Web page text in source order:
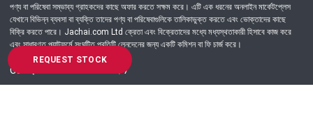
REQUEST STOCK
পণ্য বা পরিষেবা সম্ভাব্য গ্রাহকদের কাছে অফার করতে সক্ষম করে। এটি এক ধরনের অনলাইন মার্কেটপ্লেস
যেখানে বিভিন্ন ব্যবসা বা ব্যক্তি তাদের পণ্য বা পরিষেবাগুলিকে তালিকাভুক্ত করতে এবং ভোক্তাদের কাছে
বিক্রি করতে পারে। Jachai.com Ltd ক্রেতা এবং বিক্রেতাদের মধ্যে মধ্যস্থতাকারী হিসাবে কাজ করে
এবং সাধারণত প্ল্যাটফর্মে সংঘটিত প্রতিটি লেনদেনের জন্য একটি কমিশন বা ফি চার্জ করে।
Got Question? Call us 24/7